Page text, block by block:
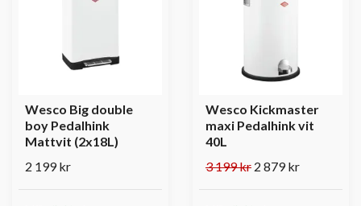
Wesco Big double
boy Pedalhink
Mattvit (2x18L)
2 199 kr
Wesco Kickmaster
maxi Pedalhink vit
40L
3 199 kr 2 879 kr